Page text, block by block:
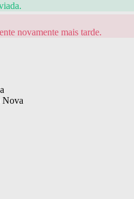
novamente mais tarde.
Nova